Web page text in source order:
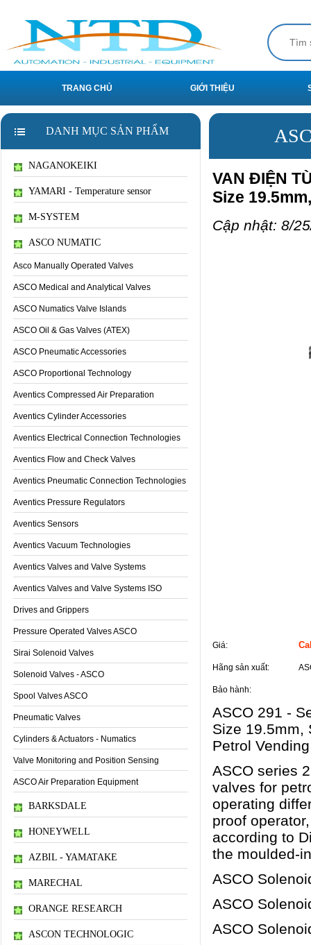
TRANG CHỦ GIỚI THIỆU
DANH MỤC SẢN PHẨM
NAGANOKEIKI
YAMARI - Temperature sensor
M-SYSTEM
ASCO NUMATIC
Asco Manually Operated Valves
ASCO Medical and Analytical Valves
ASCO Numatics Valve Islands
ASCO Oil & Gas Valves (ATEX)
ASCO Pneumatic Accessories
ASCO Proportional Technology
Aventics Compressed Air Preparation
Aventics Cylinder Accessories
Aventics Electrical Connection Technologies
Aventics Flow and Check Valves
Aventics Pneumatic Connection Technologies
Aventics Pressure Regulators
Aventics Sensors
Aventics Vacuum Technologies
Aventics Valves and Valve Systems
Aventics Valves and Valve Systems ISO
Drives and Grippers
Pressure Operated Valves ASCO
Sirai Solenoid Valves
Solenoid Valves - ASCO
Spool Valves ASCO
Pneumatic Valves
Cylinders & Actuators - Numatics
Valve Monitoring and Position Sensing
ASCO Air Preparation Equipment
BARKSDALE
HONEYWELL
AZBIL - YAMATAKE
MARECHAL
ORANGE RESEARCH
ASCON TECHNOLOGIC
VAN ĐIỆN
Size
Cập nhật: 8/
Giá:
Hãng sản xuất:
Bảo hành:
ASCO 291 -
Size 19.5mm,
Petrol
ASCO series
valves for
operating
proof
according to
the moulded-
ASCO
ASCO
ASCO